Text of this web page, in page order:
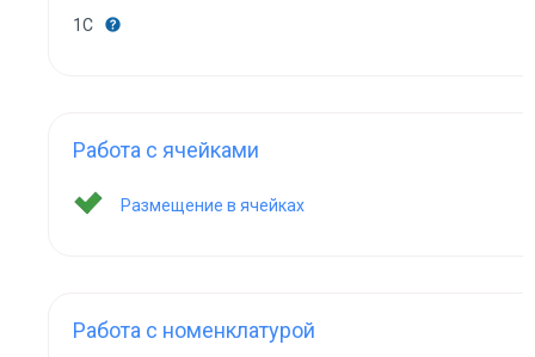
1С
Работа с ячейками
Размещение в ячейках
Работа с номенклатурой